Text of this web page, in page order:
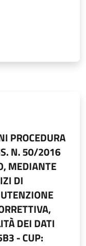
PROCEDURA
N. 50/2016
MEDIANTE
DI
DEI DATI
- CUP: